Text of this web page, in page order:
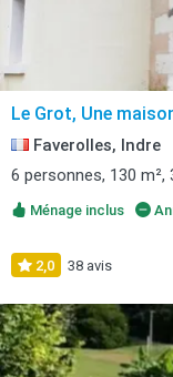
Le Grot, Une
Faverolles, Indre
6 personnes, 130 m²,
Ménage inclus
2,0 38 avis